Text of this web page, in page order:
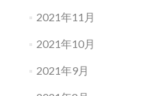
2021年11月
2021年10月
2021年9月